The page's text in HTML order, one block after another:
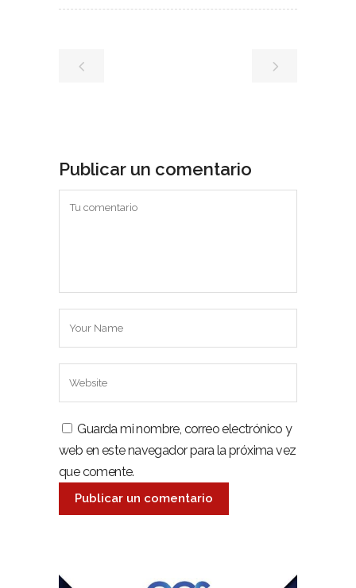
Publicar un comentario
Guarda mi nombre, correo electrónico y
web en este navegador para la próxima vez
que comente.